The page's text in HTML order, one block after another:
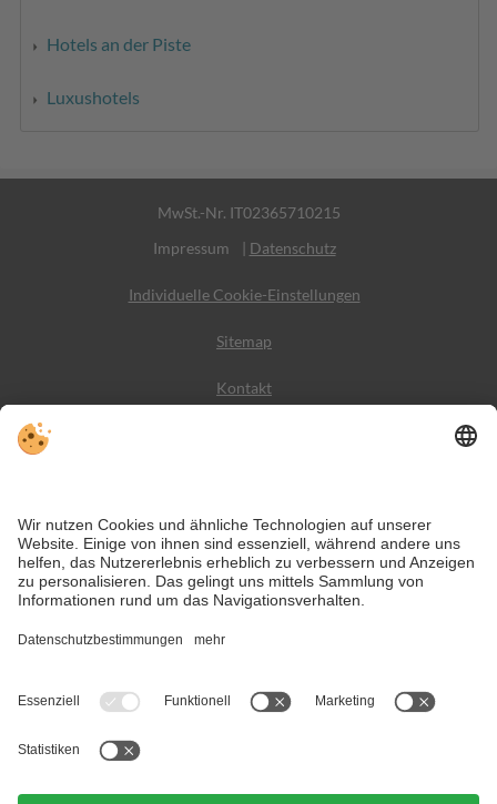
Hotels an der Piste
Luxushotels
MwSt.-Nr. IT02365710215
Impressum
| Datenschutz
Individuelle Cookie-Einstellungen
Sitemap
Kontakt
VIVODolomiti ist das Reiseportal für unvergesslichen
Bergurlaub – mit Unterkünften und Angeboten in den
Dolomiten, im UNESCO Weltnaturerbe.
Trotz genauer Arbeit und ständigem Aktualisieren der Inhalte, können Fehler
auftreten. Wir übernehmen keine Gewähr für die Richtigkeit und
Vollständigkeit aller Informationen.
Informieren Sie sich sicherheitshalber nochmals beim Veranstalter vor Ort